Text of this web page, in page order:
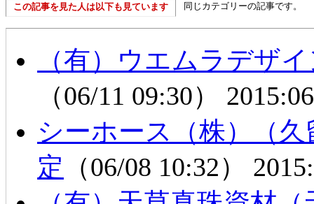
この記事を見た人は以下も見ています 同じカテゴリーの記事です。
（有）ウエムラデザ
（06/11 09:30）
シーホース（株）（
定 （06/08 10:32）